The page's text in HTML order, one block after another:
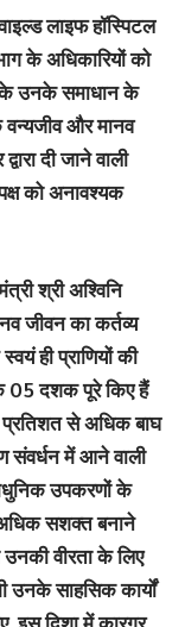
लाइफ हॉस्पिटल
के अधिकारियों को
उनके समाधान के
वन्यजीव और मानव
दी जाने वाली
को अनावश्यक
श्री अश्विनि
जीवन का कर्तव्य
ही प्राणियों की
05 दशक पूरे किए हैं
प्रतिशत से अधिक बाघ
संवर्धन में आने वाली
उपकरणों के
सशक्त बनाने
वीरता के लिए
उनके साहसिक कार्यों